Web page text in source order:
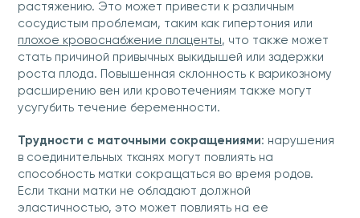
растяжению. Это может привести к различным
сосудистым проблемам, таким как гипертония или
плохое кровоснабжение плаценты, что также может
стать причиной привычных выкидышей или задержки
роста плода. Повышенная склонность к варикозному
расширению вен или кровотечениям также могут
усугубить течение беременности.
Трудности с маточными сокращениями: нарушения
в соединительных тканях могут повлиять на
способность матки сокращаться во время родов.
Если ткани матки не обладают должной
эластичностью, это может повлиять на ее